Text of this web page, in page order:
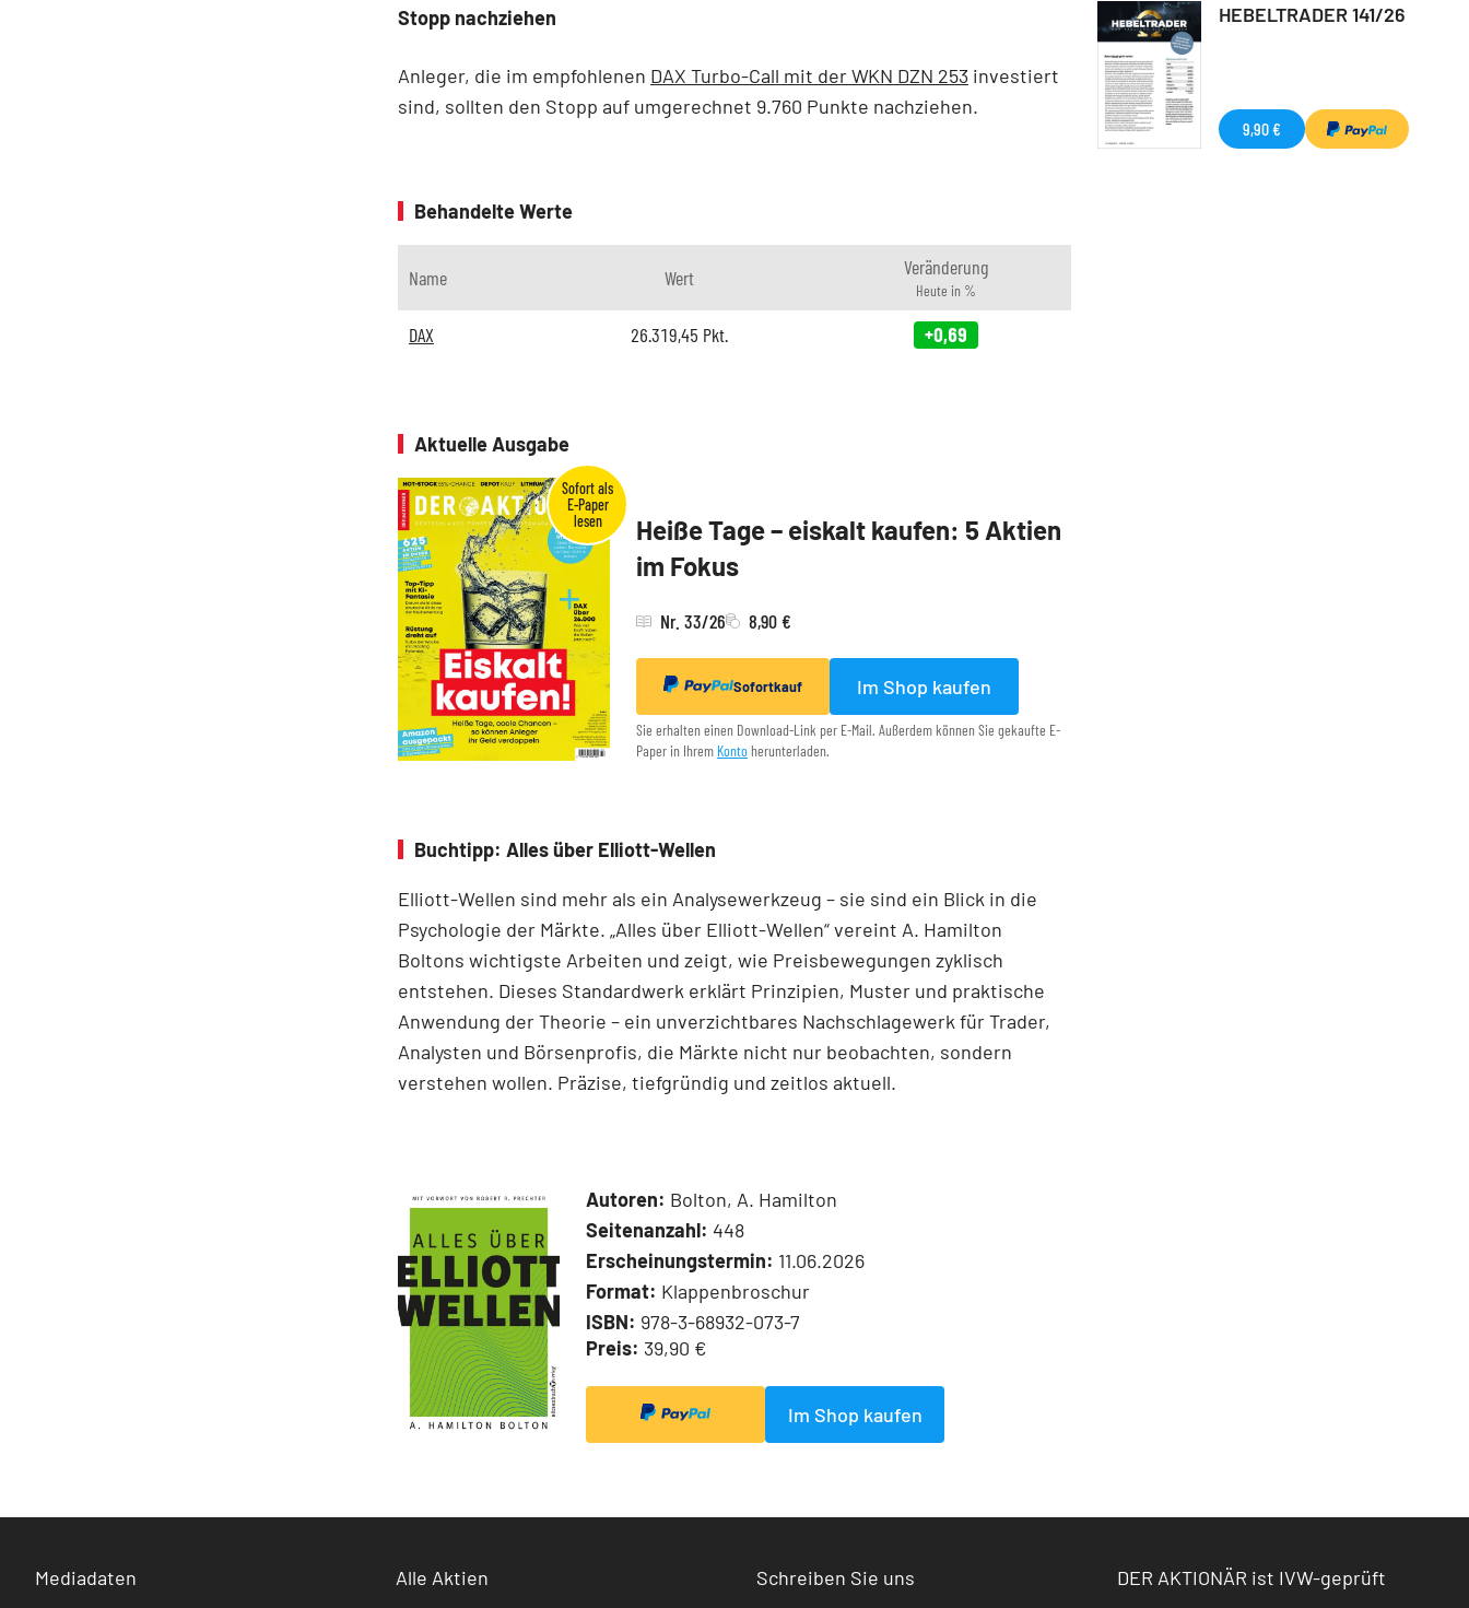
Stopp nachziehen
Anleger, die im empfohlenen DAX Turbo-Call mit der WKN DZN 253 investiert
sind, sollten den Stopp auf umgerechnet 9.760 Punkte nachziehen.
Behandelte Werte
Name Wert Veränderung
Heute in %
DAX 26.319,45 Pkt. +0,69
Aktuelle Ausgabe
Heiße Tage – eiskalt kaufen: 5 Aktien
im Fokus
Nr. 33/26 8,90 €
Sofortkauf Im Shop kaufen
Sie erhalten einen Download-Link per E-Mail. Außerdem können Sie gekaufte E-
Paper in Ihrem Konto herunterladen.
Buchtipp: Alles über Elliott-Wellen
Elliott-Wellen sind mehr als ein Analysewerkzeug – sie sind ein Blick in die
Psychologie der Märkte. „Alles über Elliott-Wellen“ vereint A. Hamilton
Boltons wichtigste Arbeiten und zeigt, wie Preisbewegungen zyklisch
entstehen. Dieses Standardwerk erklärt Prinzipien, Muster und praktische
Anwendung der Theorie – ein unverzichtbares Nachschlagewerk für Trader,
Analysten und Börsenprofis, die Märkte nicht nur beobachten, sondern
verstehen wollen. Präzise, tiefgründig und zeitlos aktuell.
Autoren: Bolton, A. Hamilton
Seitenanzahl: 448
Erscheinungstermin: 11.06.2026
Format: Klappenbroschur
ISBN: 978-3-68932-073-7
Preis: 39,90 €
Im Shop kaufen
HEBELTRADER 141/26
9,90 €
Mediadaten
Alle Aktien
Schreiben Sie uns DER AKTIONÄR ist IVW-geprüft